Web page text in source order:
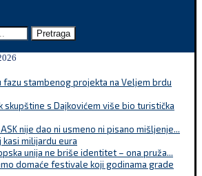
Pretraga
stambenog projekta na Veljem brdu
skupštine s Dajkovićem više bio turistička
nije dao ni usmeno ni pisano mišljenje...
kasi milijardu eura
unija ne briše identitet – ona pruža...
domaće festivale koji godinama grade